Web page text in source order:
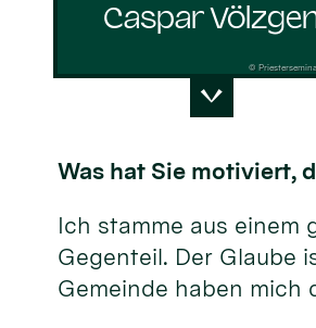
Caspar
©
Was hat Sie motiviert,
Ich stamme aus einem
Gegenteil. Der Glaube
Gemeinde haben mich